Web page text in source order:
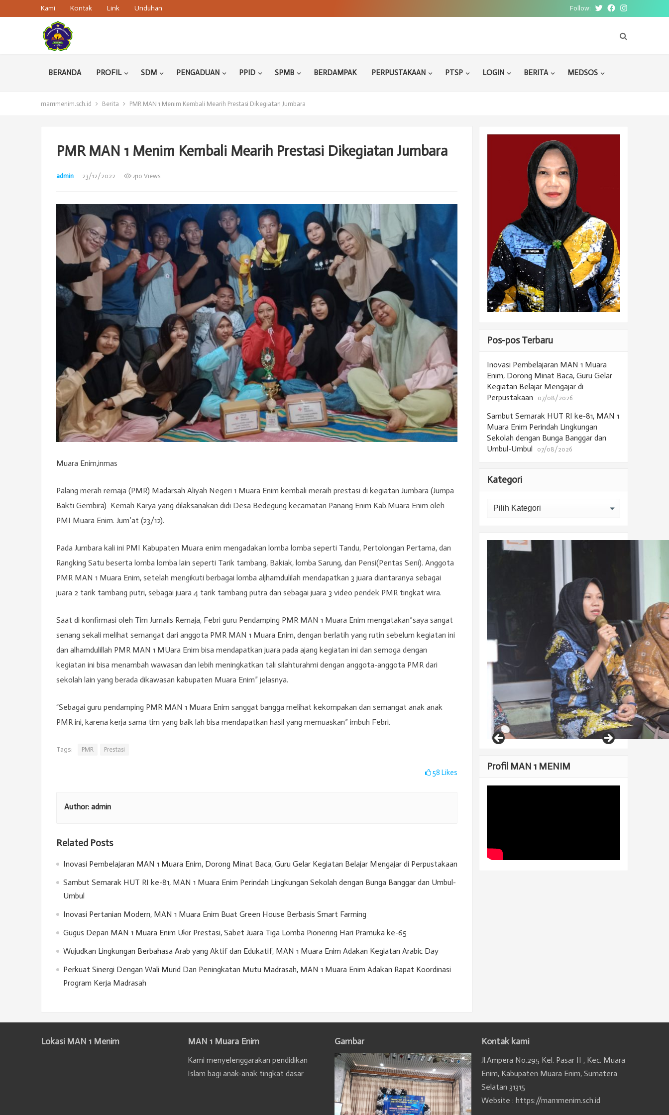
Kami Kontak Link Unduhan Follow: TwitterFacebookInstagram
BERANDA PROFIL SDM PENGADUAN PPID SPMB BERDAMPAK PERPUSTAKAAN PTSP LOGIN BERITA MEDSOS
man1menim.sch.id Berita PMR MAN 1 Menim Kembali Mearih Prestasi Dikegiatan Jumbara
PMR MAN 1 Menim Kembali Mearih Prestasi Dikegiatan Jumbara
admin 23/12/2022 410 Views
Muara Enim,inmas
Palang merah remaja (PMR) Madarsah Aliyah Negeri 1 Muara Enim kembali meraih prestasi di kegiatan Jumbara (Jumpa
Bakti Gembira) Kemah Karya yang dilaksanakan didi Desa Bedegung kecamatan Panang Enim Kab.Muara Enim oleh
PMI Muara Enim. Jum’at (23/12).
Pada Jumbara kali ini PMI Kabupaten Muara enim mengadakan lomba lomba seperti Tandu, Pertolongan Pertama, dan
Rangking Satu beserta lomba lomba lain seperti Tarik tambang, Bakiak, lomba Sarung, dan Pensi(Pentas Seni). Anggota
PMR MAN 1 Muara Enim, setelah mengikuti berbagai lomba aljhamdulilah mendapatkan 3 juara diantaranya sebagai
juara 2 tarik tambang putri, sebagai juara 4 tarik tambang putra dan sebagai juara 3 video pendek PMR tingkat wira.
Saat di konfirmasi oleh Tim Jurnalis Remaja, Febri guru Pendamping PMR MAN 1 Muara Enim mengatakan”saya sangat
senang sekali melihat semangat dari anggota PMR MAN 1 Muara Enim, dengan berlatih yang rutin sebelum kegiatan ini
dan alhamdulillah PMR MAN 1 MUara Enim bisa mendapatkan juara pada ajang kegiatan ini dan semoga dengan
kegiatan ini bisa menambah wawasan dan lebih meningkatkan tali silahturahmi dengan anggota-anggota PMR dari
sekolah lain yang berada dikawasan kabupaten Muara Enim” jelasnya.
“Sebagai guru pendamping PMR MAN 1 Muara Enim sanggat bangga melihat kekompakan dan semangat anak anak
PMR ini, karena kerja sama tim yang baik lah bisa mendapatkan hasil yang memuaskan” imbuh Febri.
Tags: PMR Prestasi
58 Likes
Author: admin
Related Posts
Inovasi Pembelajaran MAN 1 Muara Enim, Dorong Minat Baca, Guru Gelar Kegiatan Belajar Mengajar di Perpustakaan
Sambut Semarak HUT RI ke-81, MAN 1 Muara Enim Perindah Lingkungan Sekolah dengan Bunga Banggar dan Umbul-
Umbul
Inovasi Pertanian Modern, MAN 1 Muara Enim Buat Green House Berbasis Smart Farming
Gugus Depan MAN 1 Muara Enim Ukir Prestasi, Sabet Juara Tiga Lomba Pionering Hari Pramuka ke-65
Wujudkan Lingkungan Berbahasa Arab yang Aktif dan Edukatif, MAN 1 Muara Enim Adakan Kegiatan Arabic Day
Perkuat Sinergi Dengan Wali Murid Dan Peningkatan Mutu Madrasah, MAN 1 Muara Enim Adakan Rapat Koordinasi
Program Kerja Madrasah
Pos-pos Terbaru
Inovasi Pembelajaran MAN 1 Muara
Enim, Dorong Minat Baca, Guru Gelar
Kegiatan Belajar Mengajar di
Perpustakaan
07/08/2026
Sambut Semarak HUT RI ke-81, MAN 1
Muara Enim Perindah Lingkungan
Sekolah dengan Bunga Banggar dan
Umbul-Umbul
07/08/2026
Kategori
Kategori
Profil MAN 1 MENIM
Lokasi MAN 1 Menim MAN 1 Muara Enim
Kami menyelenggarakan pendidikan
Islam bagi anak-anak tingkat dasar
Gambar Kontak kami
Jl.Ampera No.295 Kel. Pasar II , Kec. Muara
Enim, Kabupaten Muara Enim, Sumatera
Selatan 31315
Website : https://man1menim.sch.id